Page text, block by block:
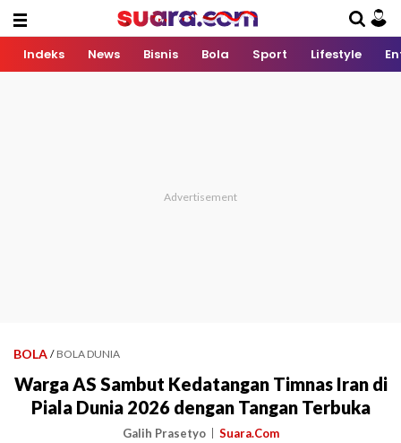
Indeks News Bisnis Bola Sport Lifestyle
BOLA / BOLA DUNIA
Warga AS Sambut Kedatangan Timnas Iran di
Piala Dunia 2026 dengan Tangan Terbuka
Galih Prasetyo Suara.Com